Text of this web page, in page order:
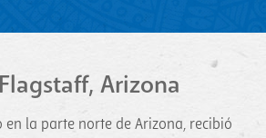
Arizona
en la parte norte de Arizona, recibió